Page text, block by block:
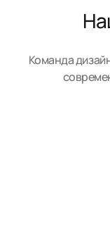
Команда